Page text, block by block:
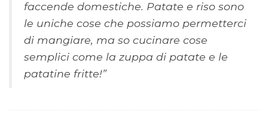
faccende domestiche. Patate e riso sono
le uniche cose che possiamo permetterci
di mangiare, ma so cucinare cose
semplici come la zuppa di patate e le
patatine fritte!”